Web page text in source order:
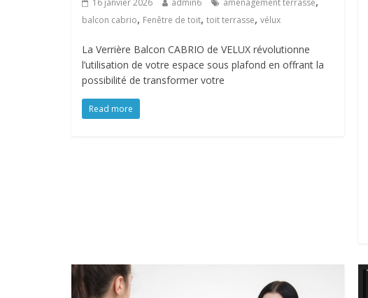
balcon cabrio, Fenêtre de toit, toit terrasse, vélux
La Verrière Balcon CABRIO de VELUX révolutionne
l’utilisation de votre espace sous plafond en offrant la
possibilité de transformer votre
Read more